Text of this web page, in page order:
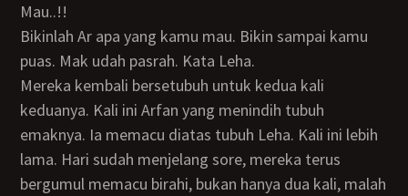
Mau..!!
Bikinlah Ar apa yang kamu mau. Bikin sampai kamu
puas. Mak udah pasrah. Kata Leha.
Mereka kembali bersetubuh untuk kedua kali
keduanya. Kali ini Arfan yang menindih tubuh
emaknya. Ia memacu diatas tubuh Leha. Kali ini lebih
lama. Hari sudah menjelang sore, mereka terus
bergumul memacu birahi, bukan hanya dua kali, malah